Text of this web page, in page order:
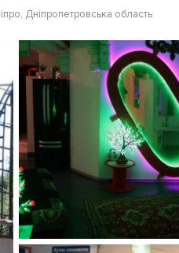
Дніпропетровська область